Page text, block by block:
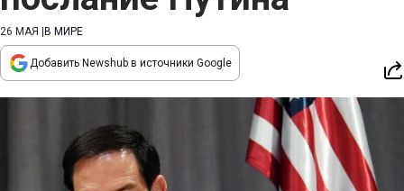
26 МАЯ В МИРЕ
Добавить Newshub в источники Google